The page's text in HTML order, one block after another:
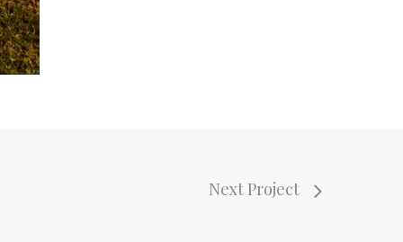
Next Project